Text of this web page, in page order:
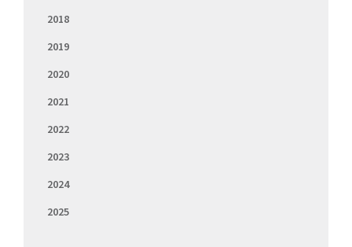
2018
2019
2020
2021
2022
2023
2024
2025